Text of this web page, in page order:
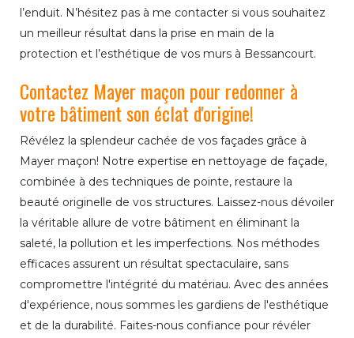
l’enduit. N’hésitez pas à me contacter si vous souhaitez
un meilleur résultat dans la prise en main de la
protection et l’esthétique de vos murs à Bessancourt.
Contactez Mayer maçon pour redonner à
votre bâtiment son éclat d'origine!
Révélez la splendeur cachée de vos façades grâce à
Mayer maçon! Notre expertise en nettoyage de façade,
combinée à des techniques de pointe, restaure la
beauté originelle de vos structures. Laissez-nous dévoiler
la véritable allure de votre bâtiment en éliminant la
saleté, la pollution et les imperfections. Nos méthodes
efficaces assurent un résultat spectaculaire, sans
compromettre l'intégrité du matériau. Avec des années
d'expérience, nous sommes les gardiens de l'esthétique
et de la durabilité. Faites-nous confiance pour révéler